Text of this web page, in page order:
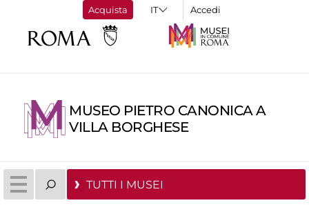
Acquista Accedi
MUSEO PIETRO CANONICA A
VILLA BORGHESE
TUTTI I MUSEI